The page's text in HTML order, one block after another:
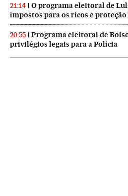
21:14
O programa eleitoral de
impostos para os ricos e
20:55
Programa eleitoral de
privilégios legais para a Polícia